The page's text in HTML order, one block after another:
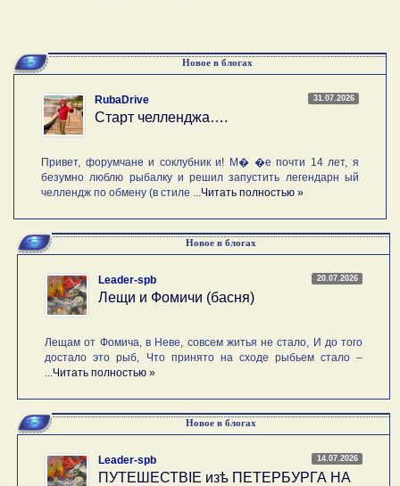
Новое в блогах
31.07.2026
RubaDrive
Старт челленджа….
Привет, форумчане и соклубник и! М� �е почти 14 лет, я
безумно люблю рыбалку и решил запустить легендарн ый
челлендж по обмену (в стиле ... Читать полностью »
Новое в блогах
20.07.2026
Leader-spb
Лещи и Фомичи (басня)
Лещам от Фомича, в Неве, совсем житья не стало, И до того
достало это рыб, Что принято на сходе рыбьем стало –
Читать полностью »
Новое в блогах
14.07.2026
Leader-spb
ПУТЕШЕСТВIE изѣ ПЕТЕРБУРГА НА